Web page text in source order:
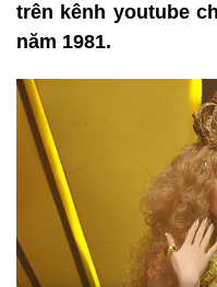
trên kênh youtube
năm 1981.